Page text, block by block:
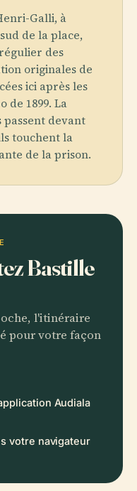
Galli, à
de la place,
des
originales de
ici après les
de 1899. La
devant
touchent la
de la prison.
Bastille
l'itinéraire
pour votre façon
Audiala
votre navigateur